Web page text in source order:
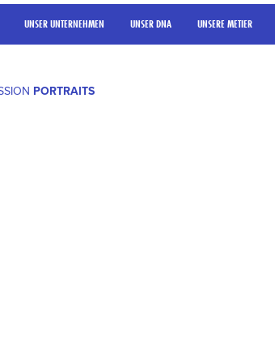
UNSER UNTERNEHMEN UNSER DNA UNSERE METIER
PORTRAITS